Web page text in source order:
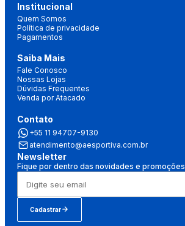
Institucional
Quem Somos
Política de privacidade
Pagamentos
Saiba Mais
Fale Conosco
Nossas Lojas
Dúvidas Frequentes
Venda por Atacado
Contato
+55 11 94707-9130
atendimento@aesportiva.com.br
Newsletter
Fique por dentro das novidades e promoções
Cadastrar